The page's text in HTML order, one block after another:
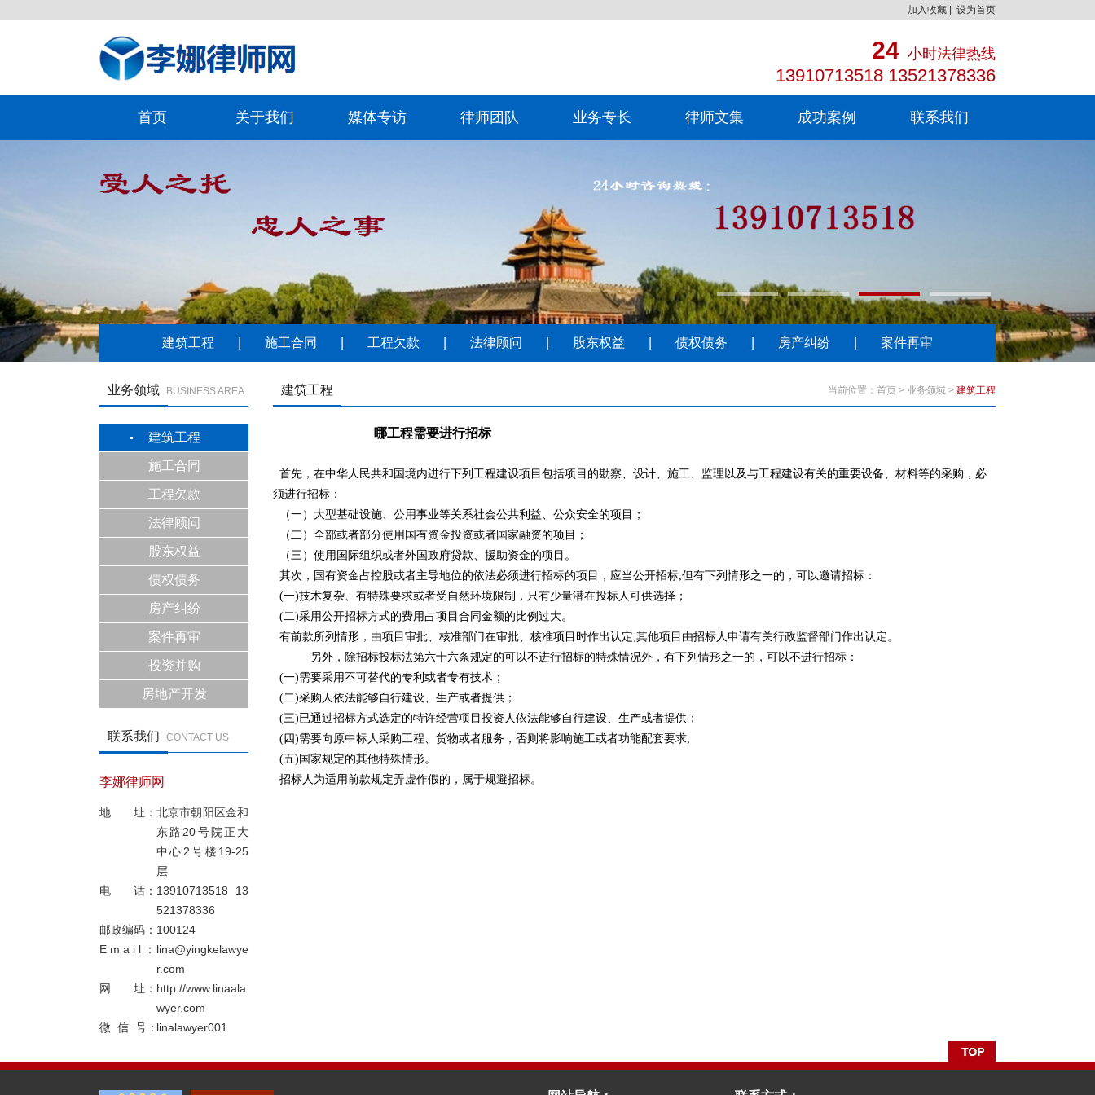
加入收藏 设为首页
24 小时法律热线
13910713518 13521378336
首页 关于我们 媒体专访 律师团队 业务专长 律师文集 成功案例 联系我们
建筑工程 施工合同 工程欠款 法律顾问 股东权益 债权债务 房产纠纷 案件再审
业务领域 BUSINESS AREA
建筑工程
施工合同
工程欠款
法律顾问
股东权益
债权债务
房产纠纷
案件再审
投资并购
房地产开发
联系我们 CONTACT US
李娜律师网
地 址： 北京市朝阳区金和
东路20号院正大
中心2号楼19-25
层
电 话： 13910713518 13
521378336
邮政编码： 100124
E m a i l ： lina@yingkelawye
r.com
网 址： http://www.linaala
wyer.com
微 信 号：linalawyer001
建筑工程 当前位置： 首页 > 业务领域 > 建筑工程
哪工程需要进行招标
首先，在中华人民共和国境内进行下列工程建设项目包括项目的勘察、设计、施工、监理以及与工程建设有关的重要设备、材料等的采购，必
须进行招标：
（一）大型基础设施、公用事业等关系社会公共利益、公众安全的项目；
（二）全部或者部分使用国有资金投资或者国家融资的项目；
（三）使用国际组织或者外国政府贷款、援助资金的项目。
其次，国有资金占控股或者主导地位的依法必须进行招标的项目，应当公开招标;但有下列情形之一的，可以邀请招标：
(一)技术复杂、有特殊要求或者受自然环境限制，只有少量潜在投标人可供选择 ；
(二)采用公开招标方式的费用占项目合同金额的比例过大。
有前款所列情形， 由项目审批、核准部门在审批、核准项目时作出认定;其他项目由招标人申请有关行政监督部门作出认定。
另外，除招标投标法第六十六条规定的可以不进行招标的特殊情况外，有下列情形之一的，可以不进行招标：
(一)需要采用不可替代的专利或者专有技术 ；
(二)采购人依法能够自行建设、生产或者提供 ；
(三)已通过招标方式选定的特许经营项目投资人依法能够自行建设、生产或者提供；
(四)需要向原中标人采购工程、货物或者服务，否则将影响施工或者功能配套要求;
(五) 国家规定的其他特殊情形。
招标人为适用前款规定弄虚作假的，属于规避招标。